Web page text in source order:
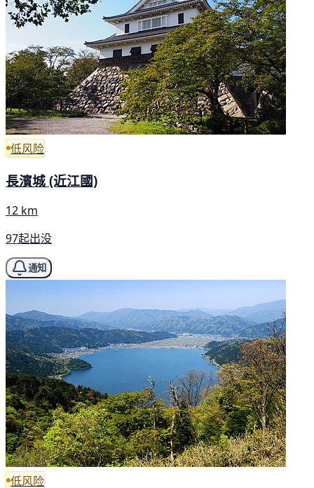
低风险
長濱城 (近江國)
12 km
97起出没
通知
低风险